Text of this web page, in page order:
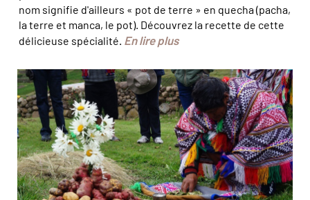
nom signifie d'ailleurs « pot de terre » en quecha (pacha,
la terre et manca, le pot). Découvrez la recette de cette
délicieuse spécialité. En lire plus
Pago a la Pachamama © Proyecto IssAndes